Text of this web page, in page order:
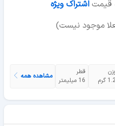
قیمت اشتراک ویژه
موجود نیست)
گرم
قطر
16 میلیمتر
مشاهده همه